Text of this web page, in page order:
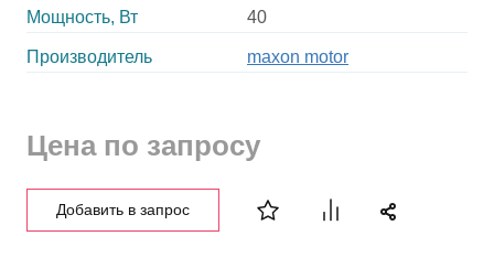
Мощность, Вт 40
Производитель maxon motor
Цена по запросу
Добавить в запрос